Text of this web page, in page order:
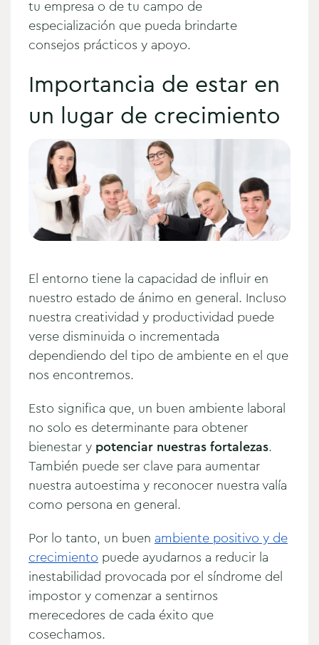
tu empresa o de tu campo de
especialización que pueda brindarte
consejos prácticos y apoyo.
Importancia de estar en
un lugar de crecimiento
El entorno tiene la capacidad de influir en
nuestro estado de ánimo en general. Incluso
nuestra creatividad y productividad puede
verse disminuida o incrementada
dependiendo del tipo de ambiente en el que
nos encontremos.
Esto significa que, un buen ambiente laboral
no solo es determinante para obtener
bienestar y potenciar nuestras fortalezas.
También puede ser clave para aumentar
nuestra autoestima y reconocer nuestra valía
como persona en general.
Por lo tanto, un buen ambiente positivo y de
crecimiento puede ayudarnos a reducir la
inestabilidad provocada por el síndrome del
impostor y comenzar a sentirnos
merecedores de cada éxito que
cosechamos.